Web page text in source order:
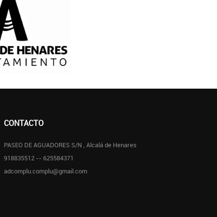
CONTACTO
PASEO DE AGUADORES S/N , Alcalá de Henares
918835512 -- 625584371
adcomplu.complu@gmail.com